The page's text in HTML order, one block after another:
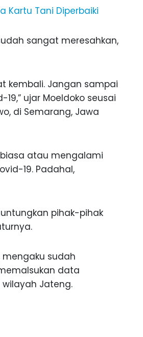
Kartu Tani Diperbaiki
sangat meresahkan,
kembali. Jangan sampai
ujar Moeldoko seusai
di Semarang, Jawa
atau mengalami
19. Padahal,
pihak-pihak
mengaku sudah
data
wilayah Jateng.